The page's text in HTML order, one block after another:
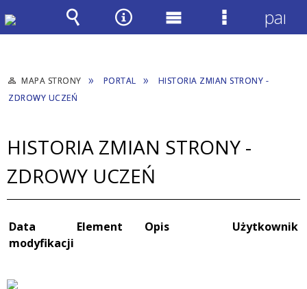
MAPA STRONY PORTAL
HISTORIA ZMIAN STRONY -
ZDROWY UCZEŃ
HISTORIA ZMIAN STRONY -
ZDROWY UCZEŃ
Data
modyfikacji
Element Opis Użytkownik
Wyszukiwarka
Narzędzia
Menu Menu
panel